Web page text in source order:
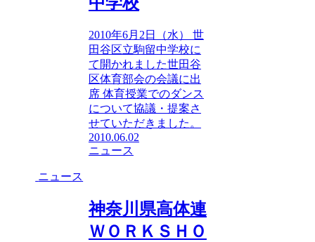
2010年6月2日（水） 世
田谷区立駒留中学校に
て開かれました世田谷
区体育部会の会議に出
席 体育授業でのダンス
について協議・提案さ
せていただきました。
2010.06.02
ニュース
ニュース
神奈川県高体連
ＷＯＲＫＳＨＯ